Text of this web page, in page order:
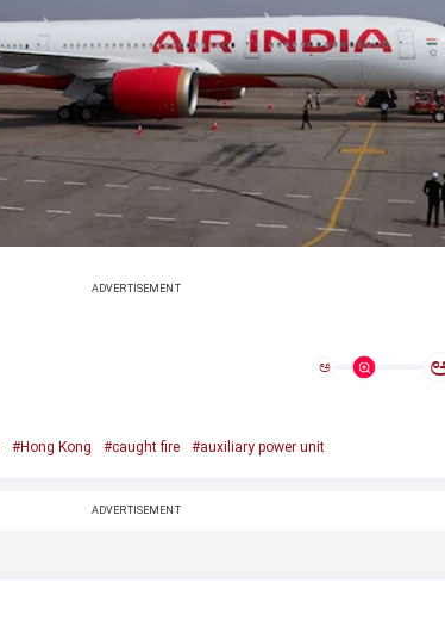
ADVERTISEMENT
ಅ
#Hong Kong #caught fire #auxiliary power unit
ADVERTISEMENT